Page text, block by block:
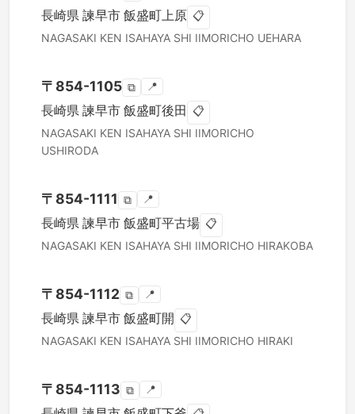
長崎県 諫早市 飯盛町上原 📋
NAGASAKI KEN ISAHAYA SHI IIMORICHO UEHARA
〒 854-1105 ⧉ 📍
長崎県 諫早市 飯盛町後田 📋
NAGASAKI KEN ISAHAYA SHI IIMORICHO
USHIRODA
〒 854-1111 ⧉ 📍
長崎県 諫早市 飯盛町平古場 📋
NAGASAKI KEN ISAHAYA SHI IIMORICHO HIRAKOBA
〒 854-1112 ⧉ 📍
長崎県 諫早市 飯盛町開 📋
NAGASAKI KEN ISAHAYA SHI IIMORICHO HIRAKI
〒 854-1113 ⧉ 📍